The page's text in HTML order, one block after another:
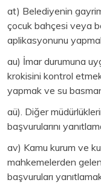
at) Belediyenin
çocuk bahçesi veya
aplikasyonunu
au) İmar durumuna
krokisini kontrol
yapmak ve su
aü). Diğer
başvurularını
av) Kamu kurum ve
mahkemelerden
başvuruları